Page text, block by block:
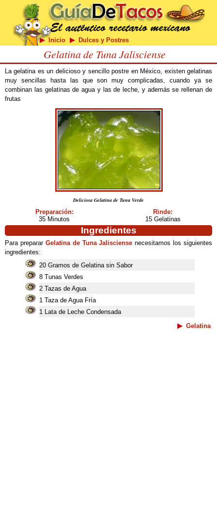
Inicio Dulces y Postres
Gelatina de Tuna Jalisciense
La gelatina es un delicioso y sencillo postre en México, existen gelatinas
muy sencillas hasta las que son muy complicadas, cuando ya se
combinan las gelatinas de agua y las de leche, y además se rellenan de
frutas
Deliciosa Gelatina de Tuna Verde
Preparación:
35 Minutos
Rinde:
15 Gelatinas
Ingredientes
Para preparar Gelatina de Tuna Jalisciense necesitamos los siguientes
ingredientes:
20 Gramos de Gelatina sin Sabor
8 Tunas Verdes
2 Tazas de Agua
1 Taza de Agua Fría
1 Lata de Leche Condensada
Gelatina